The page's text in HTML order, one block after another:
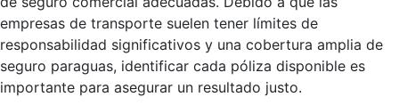
empresas de transporte suelen tener límites de
responsabilidad significativos y una cobertura amplia de
seguro paraguas, identificar cada póliza disponible es
importante para asegurar un resultado justo.